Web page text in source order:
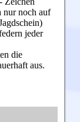
nur noch auf
jeder
die
aus.